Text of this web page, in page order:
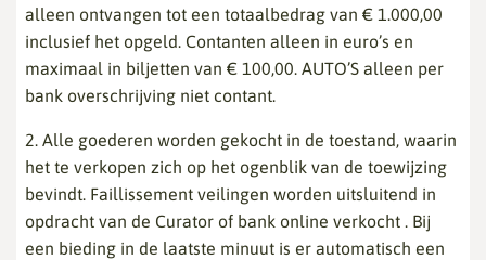
alleen ontvangen tot een totaalbedrag van € 1.000,00
inclusief het opgeld. Contanten alleen in euro’s en
maximaal in biljetten van € 100,00. AUTO’S alleen per
bank overschrijving niet contant.
2. Alle goederen worden gekocht in de toestand, waarin
het te verkopen zich op het ogenblik van de toewijzing
bevindt. Faillissement veilingen worden uitsluitend in
opdracht van de Curator of bank online verkocht . Bij
een bieding in de laatste minuut is er automatisch een